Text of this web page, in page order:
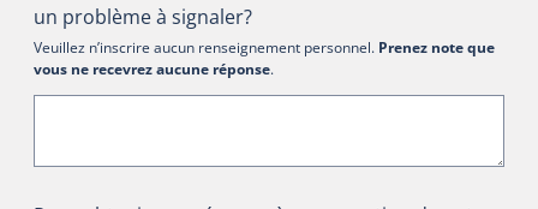
un problème à signaler?
Veuillez n’inscrire aucun renseignement personnel. Prenez note que
vous ne recevrez aucune réponse.